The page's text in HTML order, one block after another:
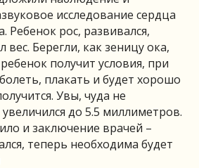
исследование сердца
Ребенок рос, развивался,
вес. Берегли, как зеницу ока,
получит условия, при
плакать и будет хорошо
Увы, чуда не
до 5.5 миллиметров.
и заключение врачей –
теперь необходима будет